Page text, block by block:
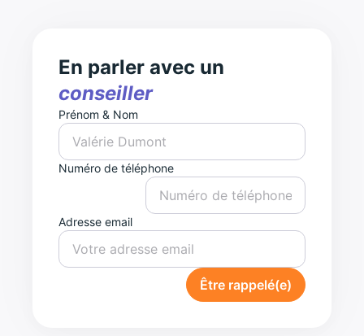
En parler avec un
conseiller
Prénom & Nom
Numéro de téléphone
Adresse email
Être rappelé(e)